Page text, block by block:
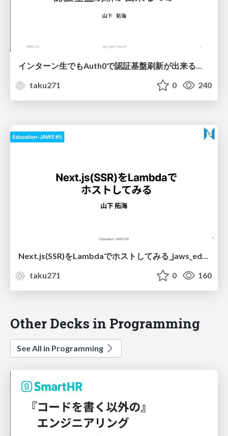
インターン生でもAuth0で 認証基盤刷新が出来るのか
taku271
0 240
Next.js(SSR)をLambdaでホストしてみる_jaws_education
taku271
0 160
Other Decks in Programming
See All in Programming